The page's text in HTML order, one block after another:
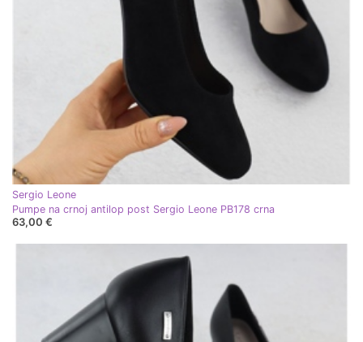
Sergio Leone
Pumpe na crnoj antilop post Sergio Leone PB178 crna
63,00 €